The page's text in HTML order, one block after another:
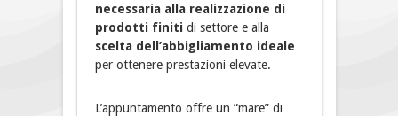
necessaria alla realizzazione di
prodotti finitidi settore e alla
scelta dell’abbigliamento ideale
per ottenere prestazioni elevate.
L’appuntamento offre un “mare” di